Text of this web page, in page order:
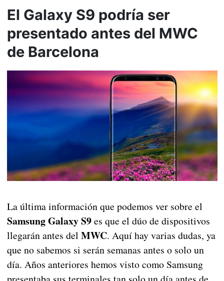
El Galaxy S9 podría ser
presentado antes del MWC
de Barcelona
La última información que podemos ver sobre el
Samsung Galaxy S9es que el dúo de dispositivos
llegarán antes del MWC. Aquí hay varias dudas, ya
que no sabemos si serán semanas antes o solo un
día. Años anteriores hemos visto como Samsung